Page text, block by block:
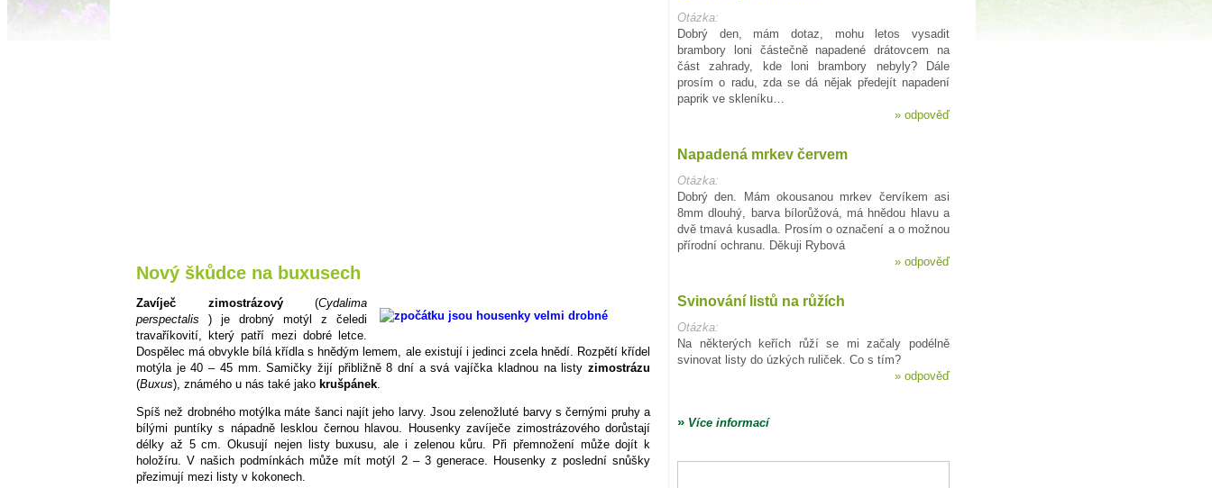
Nový škůdce na buxusech
Zavíječ zimostrázový (Cydalima
perspectalis ) je drobný motýl z čeledi
travaříkovití, který patří mezi dobré letce.
Dospělec má obvykle bílá křídla s hnědým lemem, ale existují i jedinci zcela hnědí. Rozpětí křídel
motýla je 40 – 45 mm. Samičky žijí přibližně 8 dní a svá vajíčka kladnou na listy zimostrázu
(Buxus), známého u nás také jako krušpánek.
Spíš než drobného motýlka máte šanci najít jeho larvy. Jsou zelenožluté barvy s černými pruhy a
bílými puntíky s nápadně lesklou černou hlavou. Housenky zavíječe zimostrázového dorůstají
délky až 5 cm. Okusují nejen listy buxusu, ale i zelenou kůru. Při přemnožení může dojít k
holožíru. V našich podmínkách může mít motýl 2 – 3 generace. Housenky z poslední snůšky
přezimují mezi listy v kokonech.
Otázka:
Dobrý den, mám dotaz, mohu letos vysadit
brambory loni částečně napadené drátovcem na
část zahrady, kde loni brambory nebyly? Dále
prosím o radu, zda se dá nějak předejít napadení
paprik ve skleníku…
» odpověď
Napadená mrkev červem
Otázka:
Dobrý den. Mám okousanou mrkev červíkem asi
8mm dlouhý, barva bílorůžová, má hnědou hlavu a
dvě tmavá kusadla. Prosím o označení a o možnou
přírodní ochranu. Děkuji Rybová
» odpověď
Svinování listů na růžích
Otázka:
Na některých keřích růží se mi začaly podélně
svinovat listy do úzkých ruliček. Co s tím?
» odpověď
» Více informací